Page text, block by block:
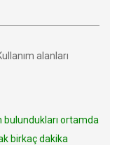
alanları
bulundukları ortamda
birkaç dakika